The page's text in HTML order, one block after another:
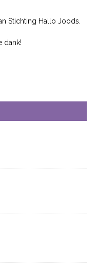
Stichting Hallo Joods.
dank!